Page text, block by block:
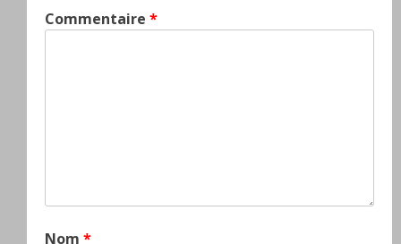
Commentaire *
Nom *